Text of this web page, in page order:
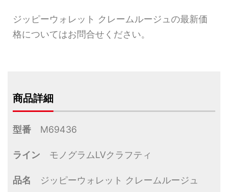
ジッピーウォレット クレームルージュの最新価
格についてはお問合せください。
商品詳細
型番 M69436
ライン モノグラムLVクラフティ
品名 ジッピーウォレット クレームルージュ